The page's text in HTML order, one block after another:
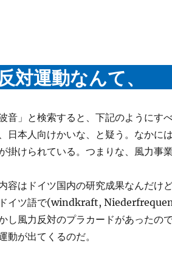
対運動なんて、
音」と検索すると、下記のようにす
日本人向けかいな、と疑う。なかに
掛けられている。つまりな、風力事
容はドイツ国内の研究成果なんだけ
イツ語で(windkraft,
し風力反対のプラカードがあったの
動が出てくるのだ。